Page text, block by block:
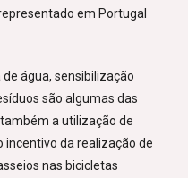
em Portugal
água, sensibilização
são algumas das
a utilização de
incentivo da realização de
nas bicicletas